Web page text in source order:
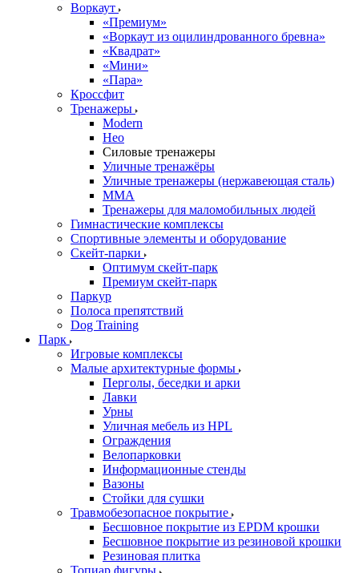
Воркаут
«Премиум»
«Воркаут из оцилиндрованного бревна»
«Квадрат»
«Мини»
«Пара»
Кроссфит
Тренажеры
Modern
Нео
Силовые тренажеры
Уличные тренажёры
Уличные тренажеры (нержавеющая сталь)
ММА
Тренажеры для маломобильных людей
Гимнастические комплексы
Спортивные элементы и оборудование
Скейт-парки
Оптимум скейт-парк
Премиум скейт-парк
Паркур
Полоса препятствий
Dog Training
Парк
Игровые комплексы
Малые архитектурные формы
Перголы, беседки и арки
Лавки
Урны
Уличная мебель из HPL
Ограждения
Велопарковки
Информационные стенды
Вазоны
Стойки для сушки
Травмобезопасное покрытие
Бесшовное покрытие из EPDM крошки
Бесшовное покрытие из резиновой крошки
Резиновая плитка
Топиар фигуры